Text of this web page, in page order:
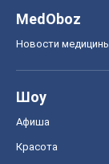
MedOboz
Новости
Шоу
Афиша
Красота